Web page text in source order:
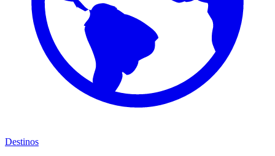
Destinos